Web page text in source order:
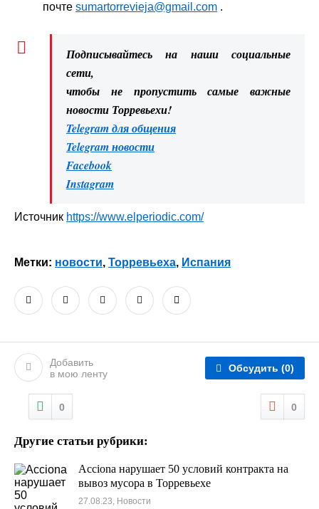
почте sumartorrevieja@gmail.com .
Подписывайтесь на наши социальные
сети,
чтобы не пропустить самые важные
новости Торревьехи!
Telegram для общения
Telegram новости
Facebook
Instagram
Источник https://www.elperiodic.com/
Метки: новости, Торревьеха, Испания
Добавить
в мою ленту
Обсудить (0)
0 0
Другие статьи рубрики:
Acciona нарушает 50 условий контракта на
вывоз мусора в Торревьехе
27.08.23, Новости